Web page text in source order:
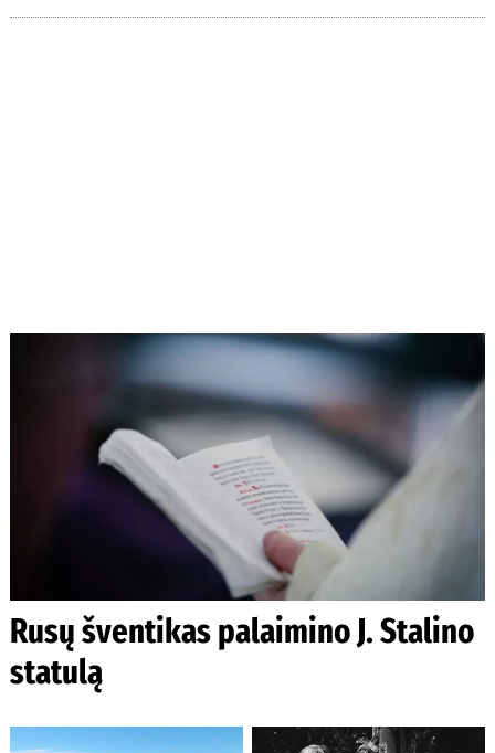
Rusų šventikas palaimino J. Stalino
statulą